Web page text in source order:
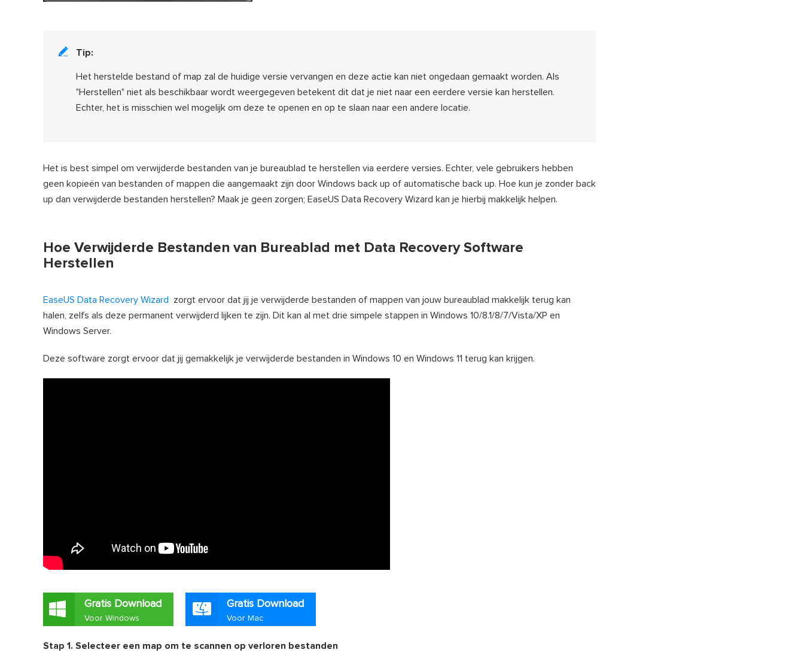
 Tip:
Het herstelde bestand of map zal de huidige versie vervangen en deze actie kan niet ongedaan gemaakt worden. Als
"Herstellen" niet als beschikbaar wordt weergegeven betekent dit dat je niet naar een eerdere versie kan herstellen.
Echter, het is misschien wel mogelijk om deze te openen en op te slaan naar een andere locatie.
Het is best simpel om verwijderde bestanden van je bureaublad te herstellen via eerdere versies. Echter, vele gebruikers hebben
geen kopieën van bestanden of mappen die aangemaakt zijn door Windows back up of automatische back up. Hoe kun je zonder back
up dan verwijderde bestanden herstellen? Maak je geen zorgen; EaseUS Data Recovery Wizard kan je hierbij makkelijk helpen.
Hoe Verwijderde Bestanden van Bureablad met Data Recovery Software
Herstellen
EaseUS Data Recovery Wizard
zorgt ervoor dat jij je verwijderde bestanden of mappen van jouw bureaublad makkelijk terug kan
halen, zelfs als deze permanent verwijderd lijken te zijn. Dit kan al met drie simpele stappen in Windows 10/8.1/8/7/Vista/XP en
Windows Server.
Deze software zorgt ervoor dat jij gemakkelijk je verwijderde bestanden in Windows 10 en Windows 11 terug kan krijgen.
Gratis Download
Voor Windows
Gratis Download
Voor Mac
Stap 1. Selecteer een map om te scannen op verloren bestanden